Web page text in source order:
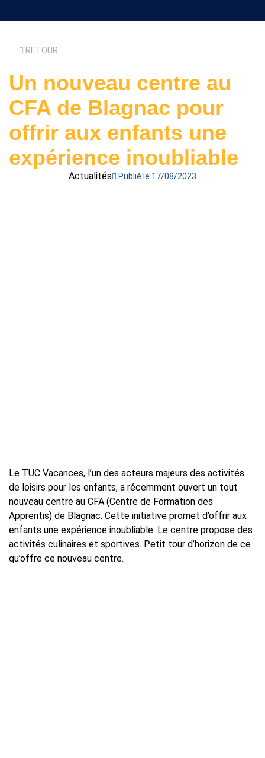
RETOUR
Un nouveau centre au
CFA de Blagnac pour
offrir aux enfants une
expérience inoubliable
Actualités Publié le 17/08/2023
Le TUC Vacances, l’un des acteurs majeurs des activités
de loisirs pour les enfants, a récemment ouvert un tout
nouveau centre au CFA (Centre de Formation des
Apprentis) de Blagnac. Cette initiative promet d’offrir aux
enfants une expérience inoubliable. Le centre propose des
activités culinaires et sportives. Petit tour d’horizon de ce
qu’offre ce nouveau centre.